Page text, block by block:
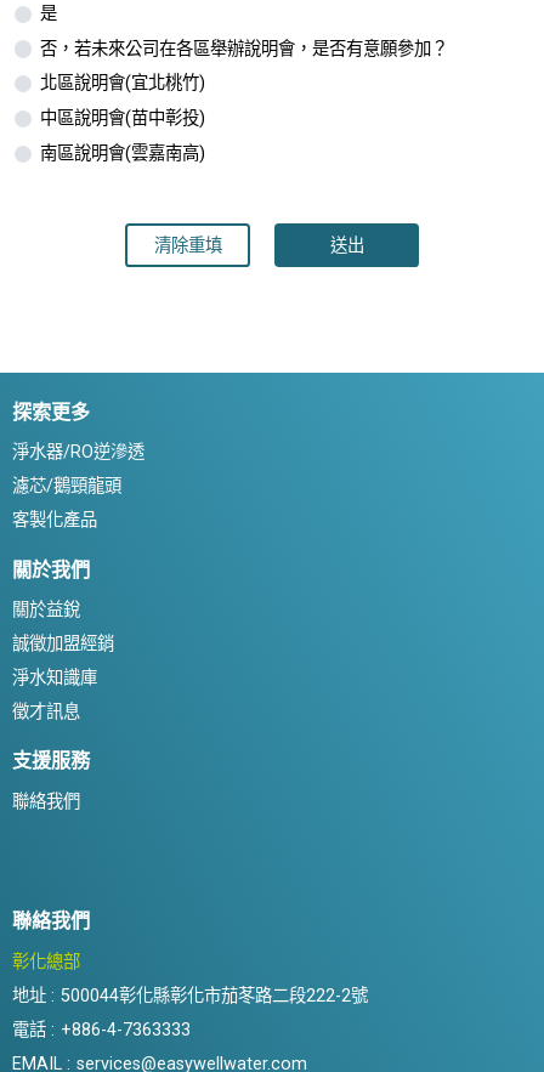
是
否，若未來公司在各區舉辦說明會，是否有意願參加？
北區說明會(宜北桃竹)
中區說明會(苗中彰投)
南區說明會(雲嘉南高)
清除重填 送出
探索更多
淨水器/RO逆滲透
濾芯/鵝頸龍頭
客製化產品
關於我們
關於益銳
誠徵加盟經銷
淨水知識庫
徵才訊息
支援服務
聯絡我們
聯絡我們
彰化總部
地址 : 500044彰化縣彰化市茄苳路二段222-2號
電話 : +886-4-7363333
EMAIL : services@easywellwater.com